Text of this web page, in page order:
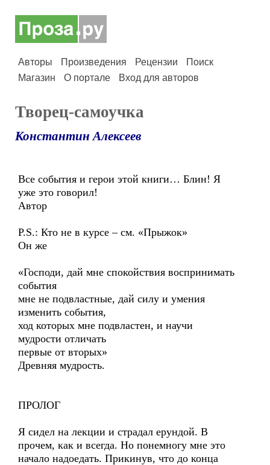
Авторы Произведения Рецензии
Поиск
Магазин
О портале Вход для авторов
Творец-самоучка
Константин Алексеев
Все события и герои этой книги… Блин! Я
уже это говорил!
Автор
P.S.: Кто не в курсе – см. «Прыжок»
Он же
«Господи, дай мне спокойствия воспринимать
события
мне не подвластные, дай силу и умения
изменить события,
ход которых мне подвластен, и научи
мудрости отличать
первые от вторых»
Древняя мудрость.
ПРОЛОГ
Я сидел на лекции и страдал ерундой. В
прочем, как и всегда. Но понемногу мне это
начало надоедать. Прикинув, что до конца